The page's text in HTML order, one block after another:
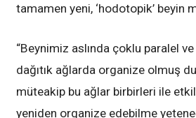
tamamen yeni, ‘hodotopik’ beyin
“Beynimiz aslında çoklu paralel
dağıtık ağlarda organize olmuş
müteakip bu ağlar birbirleri ile
yeniden organize edebilme